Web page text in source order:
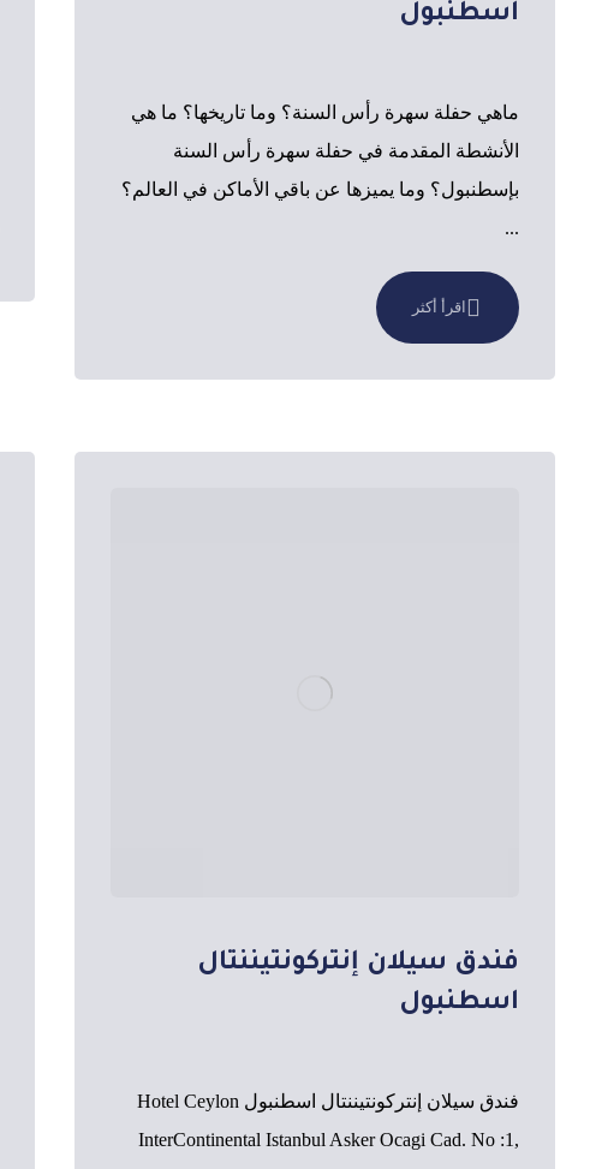
اسطنبول
ماهي حفلة سهرة رأس السنة؟ وما تاريخها؟ ما هي
الأنشطة المقدمة في حفلة سهرة رأس السنة
بإسطنبول؟ وما يميزها عن باقي الأماكن في العالم؟
...
اقرأ أكثر
فندق سيلان إنتركونتيننتال
اسطنبول
فندق سيلان إنتركونتيننتال اسطنبول Hotel Ceylon
InterContinental Istanbul Asker Ocagi Cad. No :1,